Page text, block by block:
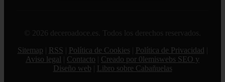
© 2026 deceroadoce.es. Todos los derechos reservados.
Sitemap
RSS Política de Cookies Política de Privacidad
Aviso legal
Contacto
Creado por 0lemiswebs SEO y
Diseño web
Libro sobre Cabañuelas